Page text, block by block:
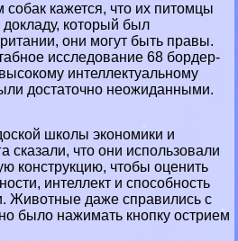
кажется, что их питомцы
докладу, который был
они могут быть правы.
исследование 68 бордер-
интеллектуальному
достаточно неожиданными.
школы экономики и
сказали, что они использовали
конструкцию, чтобы оценить
интеллект и способность
Животные даже справились с
было нажимать кнопку острием